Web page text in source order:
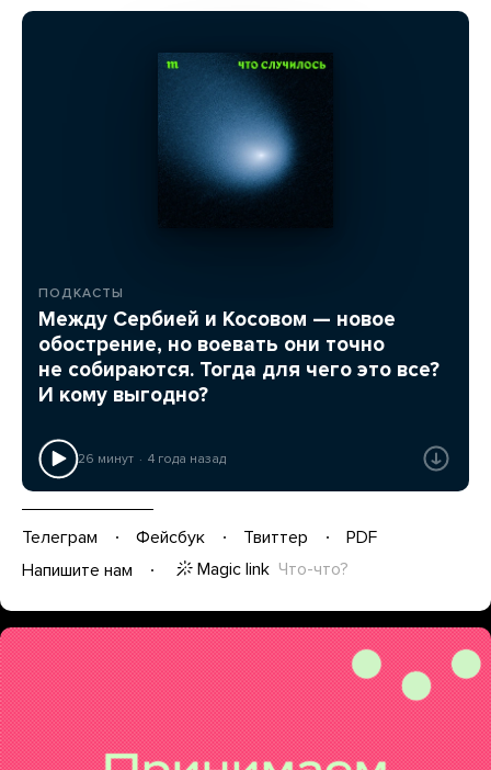
ПОДКАСТЫ
Между Сербией и Косовом — новое
обострение, но воевать они точно
не собираются. Тогда для чего это все?
И кому выгодно?
26 минут 4 года назад
Телеграм Фейсбук Твиттер
PDF
Напишите нам
Magic link Что-что?